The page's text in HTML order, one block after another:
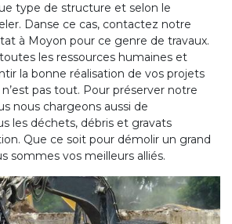
type de structure et selon le
Danse ce cas, contactez notre
à Moyon pour ce genre de travaux.
les ressources humaines et
la bonne réalisation de vos projets
pas tout. Pour préserver notre
nous chargeons aussi de
les déchets, débris et gravats
Que ce soit pour démolir un grand
sommes vos meilleurs alliés.